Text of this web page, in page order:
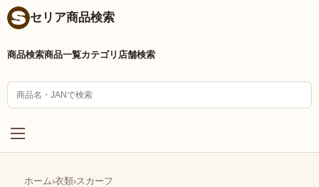
セリア商品検索
商品検索商品一覧カテゴリ 店舗検索
ホーム›衣類›スカーフ